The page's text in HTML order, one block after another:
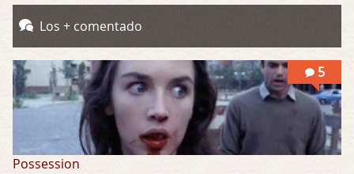
Possession
Por: Mountain
Llevo toda una vida para verla y nunca lo …
Los + comentado
5
Possession